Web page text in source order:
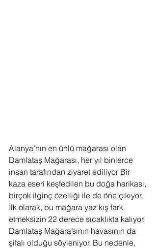
Alanya’nın en ünlü mağarası olan
Damlataş Mağarası, her yıl binlerce
insan tarafından ziyaret ediliyor Bir
kaza eseri keşfedilen bu doğa harikası,
birçok ilginç özelliği ile de öne çıkıyor.
İlk olarak, bu mağara yaz kış fark
etmeksizin 22 derece sıcaklıkta kalıyor.
Damlataş Mağara’sının havasının da
şifalı olduğu söyleniyor. Bu nedenle,